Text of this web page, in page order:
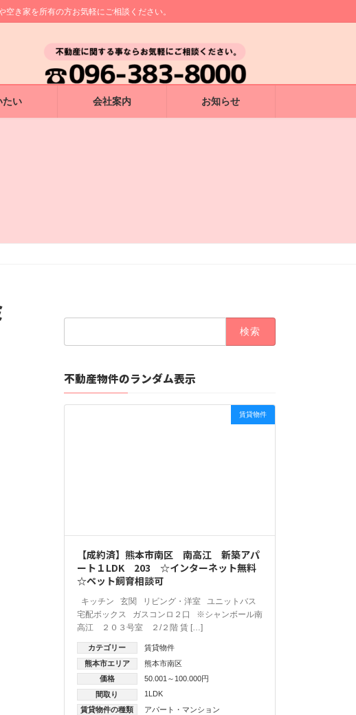
き家を所有の方お気軽にご相談ください。
たい 会社案内 お知らせ
検
不動産物件のランダム表示
賃貸物件
【成約済】熊本市南区 南高江 新築アパ
ート１LDK 203 ☆インターネット無料
☆ペット飼育相談可
キッチン 玄関 リビング・洋室 ユニットバス
宅配ボックス ガスコンロ２口 ※シャンボール南
高江 ２０３号室 ２/２階 賃 […]
カテゴリー
賃貸物件
熊本市エリア
熊本市南区
価格
50.001～100.000円
間取り
1LDK
賃貸物件の種類
アパート・マンション